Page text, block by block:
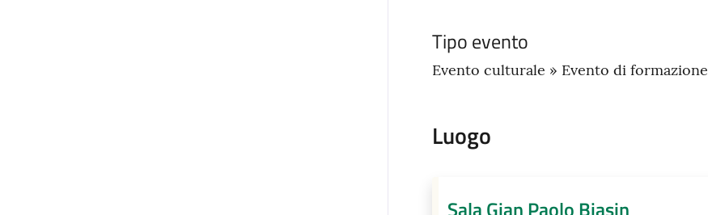
Tipo evento
Evento culturale » Evento di formazione
Luogo
Sala Gian Paolo Biasin